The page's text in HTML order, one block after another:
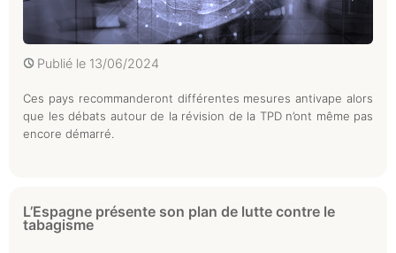
Publié le 13/06/2024
Ces pays recommanderont différentes mesures antivape alors
que les débats autour de la révision de la TPD n’ont même pas
encore démarré.
L’Espagne présente son plan de lutte contre le
tabagisme